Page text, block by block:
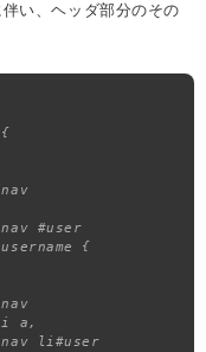
い、ヘッダ部分のその
#user
{
li a,
li#user